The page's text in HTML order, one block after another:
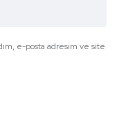
e-posta adresim ve site